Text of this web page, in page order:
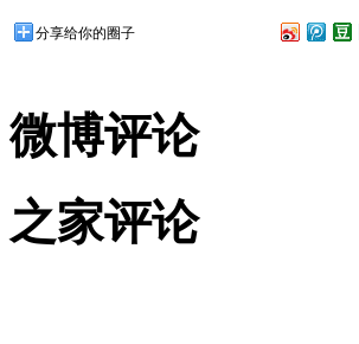
分享给你的圈子
微博评论
之家评论